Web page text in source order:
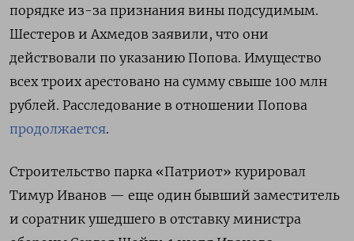
порядке из-за признания вины подсудимым.
Шестеров и Ахмедов заявили, что они
действовали по указанию Попова. Имущество
всех троих арестовано на сумму свыше 100 млн
рублей. Расследование в отношении Попова
продолжается.
Строительство парка «Патриот» курировал
Тимур Иванов — еще один бывший заместитель
и соратник ушедшего в отставку министра